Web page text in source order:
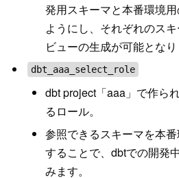
発用スキーマと本番環境
ようにし、それぞれのス
ビューの生成が可能となり
dbt_aaa_select_role
dbt project「aaa」で作ら
るロール。
参照できるスキーマを本
することで、dbtでの開発
みます。